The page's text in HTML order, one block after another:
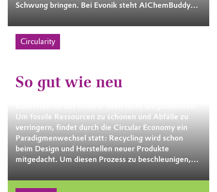
Schwung bringen. Bei Evonik steht AIChemBuddy
liefert neue Inspiration.
Circularity
So gut wie neu
Um fossile Ressourcen zu schonen und Abfälle zu
verringern, findet durch die Circular Economy ein
Paradigmenwechsel statt: Recycling wird schon
beim Design und Herstellen neuer Produkte
mitgedacht. Um diesen Prozess zu beschleunigen,
Lösungen. Das Motto: Design for Circularity.